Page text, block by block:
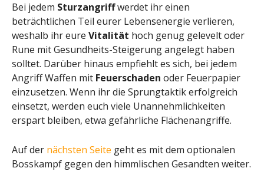
Bei jedem Sturzangriffwerdet ihr einen
beträchtlichen Teil eurer Lebensenergie verlieren,
weshalb ihr eure Vitalität hoch genug gelevelt oder
Rune mit Gesundheits-Steigerung angelegt haben
solltet. Darüber hinaus empfiehlt es sich, bei jedem
Angriff Waffen mit Feuerschaden oder Feuerpapier
einzusetzen. Wenn ihr die Sprungtaktik erfolgreich
einsetzt, werden euch viele Unannehmlichkeiten
erspart bleiben, etwa gefährliche Flächenangriffe.
Auf der nächsten Seite geht es mit dem optionalen
Bosskampf gegen den himmlischen Gesandten weiter.